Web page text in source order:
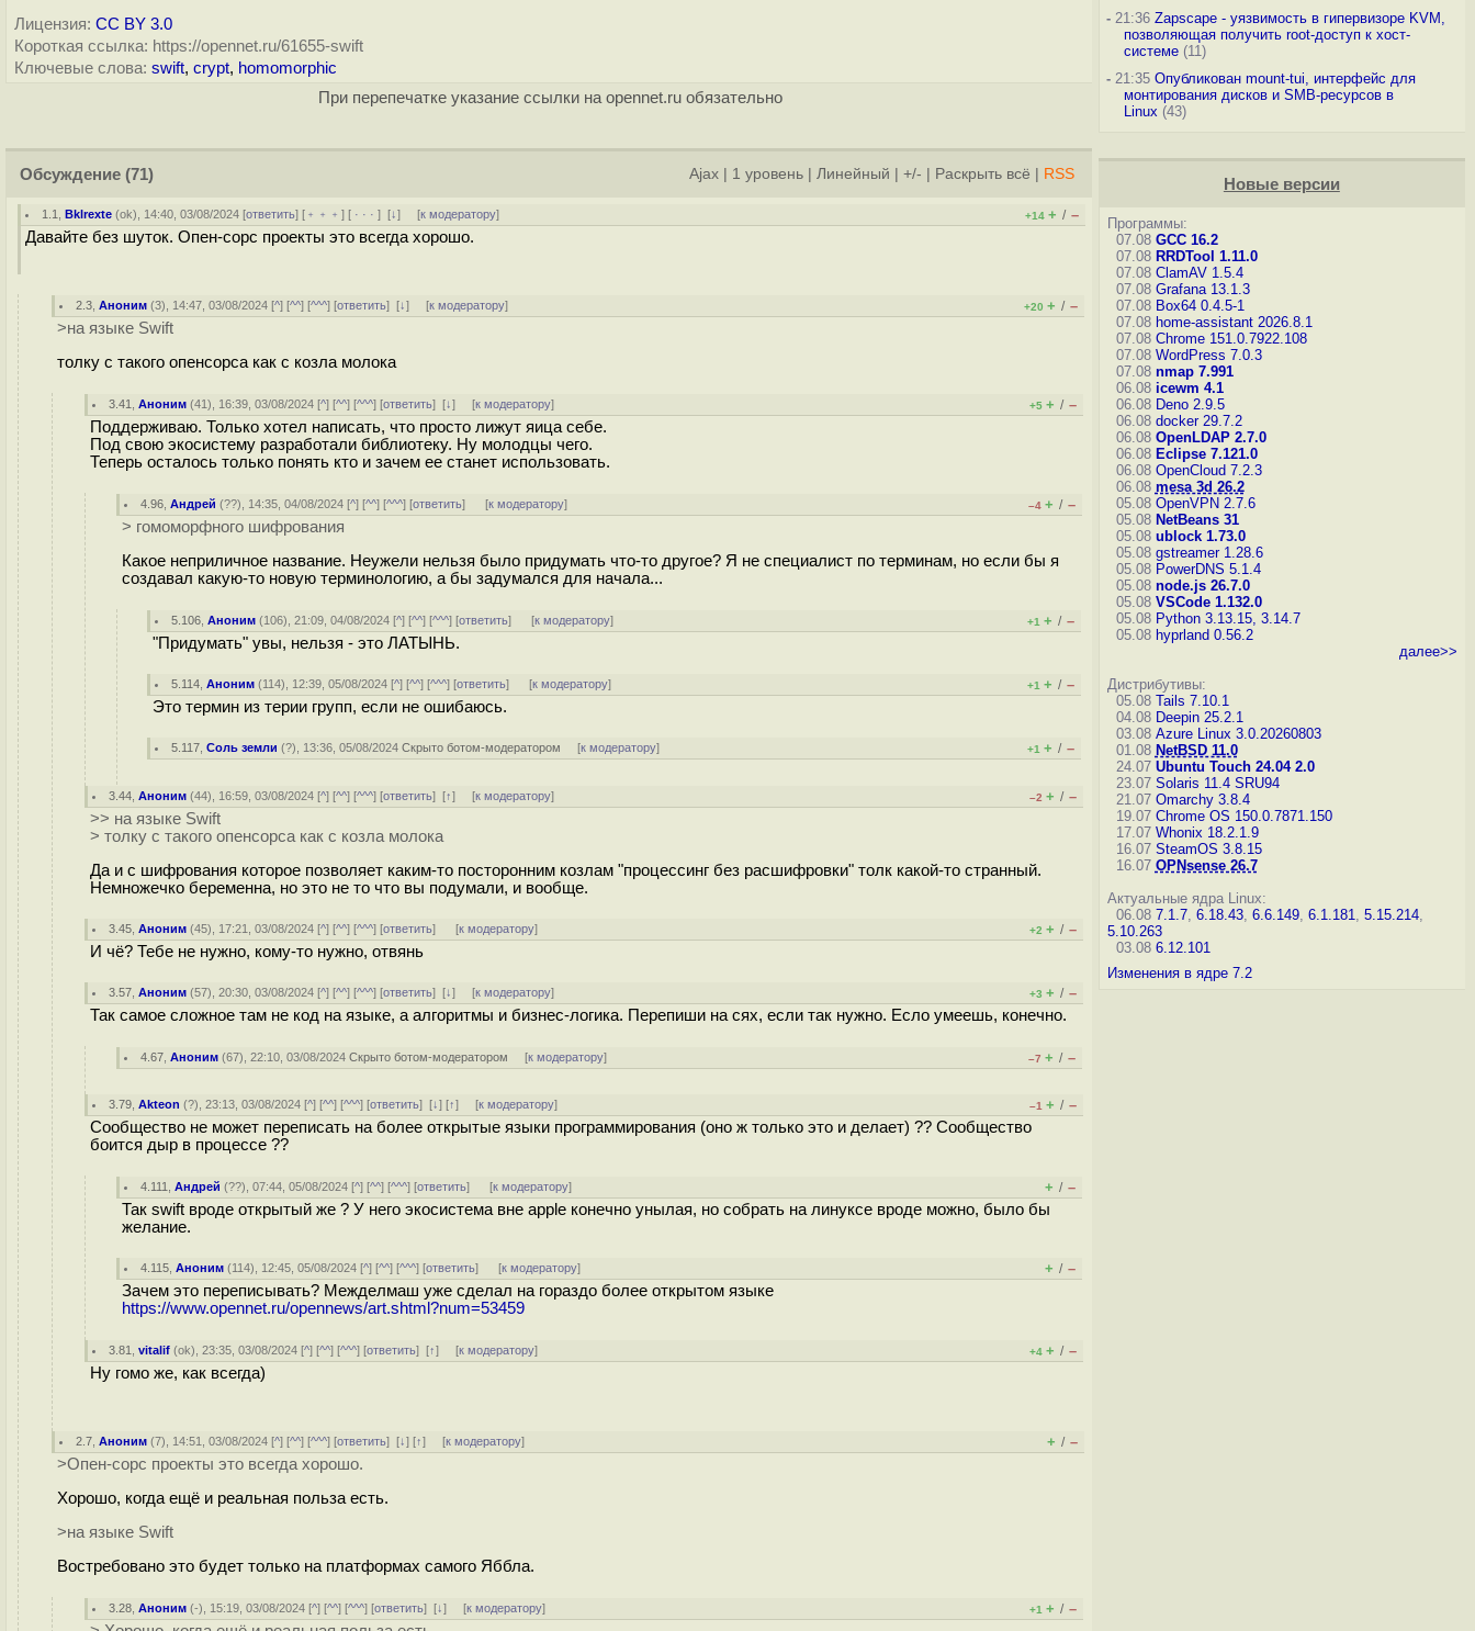
Лицензия: CC BY 3.0
Короткая ссылка: https://opennet.ru/61655-swift
Ключевые слова: swift, crypt, homomorphic
При перепечатке указание ссылки на opennet.ru обязательно
Обсуждение (71) Ajax 1 уровень Линейный +/- Раскрыть всё RSS
1.1 ,Bklrexte (ok), 14:40, 03/08/2024 [ответить] [ ﹢﹢﹢] [ · · ·][↓] [к модератору] +14 + / –
Давайте без шуток. Опен-сорс проекты это всегда хорошо.
2.3 ,Аноним (3), 14:47, 03/08/2024 [^] [^^] [^^^] [ответить][↓] [к модератору] +20 + / –
>на языке Swift
толку с такого опенсорса как с козла молока
3.41 ,Аноним (41), 16:39, 03/08/2024 [^] [^^] [^^^] [ответить][↓] [к модератору] +5 + / –
Поддерживаю. Только хотел написать, что просто лижут яица себе.
Под свою экосистему разработали библиотеку. Ну молодцы чего.
Теперь осталось только понять кто и зачем ее станет использовать.
4.96 ,Андрей (??), 14:35, 04/08/2024 [^] [^^] [^^^] [ответить] [к модератору] –4 + / –
> гомоморфного шифрования
Какое неприличное название. Неужели нельзя было придумать что-то другое? Я не специалист по терминам, но если бы я
создавал какую-то новую терминологию, а бы задумался для начала...
5.106 ,Аноним (106), 21:09, 04/08/2024 [^] [^^] [^^^] [ответить] [к модератору] +1 + / –
"Придумать" увы, нельзя - это ЛАТЫНЬ.
5.114 ,Аноним (114), 12:39, 05/08/2024 [^] [^^] [^^^] [ответить] [к модератору] +1 + / –
Это термин из терии групп, если не ошибаюсь.
5.117 ,Соль земли (?), 13:36, 05/08/2024Скрыто ботом-модератором [к модератору] +1 + / –
3.44 ,Аноним (44), 16:59, 03/08/2024 [^] [^^] [^^^] [ответить][↑] [к модератору] –2 + / –
>> на языке Swift
> толку с такого опенсорса как с козла молока
Да и с шифрования которое позволяет каким-то посторонним козлам "процессинг без расшифровки" толк какой-то странный.
Немножечко беременна, но это не то что вы подумали, и вообще.
3.45 ,Аноним (45), 17:21, 03/08/2024 [^] [^^] [^^^] [ответить] [к модератору] +2 + / –
И чё? Тебе не нужно, кому-то нужно, отвянь
3.57 ,Аноним (57), 20:30, 03/08/2024 [^] [^^] [^^^] [ответить][↓] [к модератору] +3 + / –
Так самое сложное там не код на языке, а алгоритмы и бизнес-логика. Перепиши на сях, если так нужно. Есло умеешь, конечно.
4.67 ,Аноним (67), 22:10, 03/08/2024Скрыто ботом-модератором [к модератору] –7 + / –
3.79 ,Akteon (?), 23:13, 03/08/2024 [^] [^^] [^^^] [ответить][↓] [↑] [к модератору] –1 + / –
Сообщество не может переписать на более открытые языки программирования (оно ж только это и делает) ?? Сообщество
боится дыр в процессе ??
4.111 ,Андрей (??), 07:44, 05/08/2024 [^] [^^] [^^^] [ответить] [к модератору] + / –
Так swift вроде открытый же ? У него экосистема вне apple конечно унылая, но собрать на линуксе вроде можно, было бы
желание.
4.115 ,Аноним (114), 12:45, 05/08/2024 [^] [^^] [^^^] [ответить] [к модератору] + / –
Зачем это переписывать? Межделмаш уже сделал на гораздо более открытом языке
https://www.opennet.ru/opennews/art.shtml?num=53459
3.81 ,vitalif (ok), 23:35, 03/08/2024 [^] [^^] [^^^] [ответить][↑] [к модератору] +4 + / –
Ну гомо же, как всегда)
2.7 ,Аноним (7), 14:51, 03/08/2024 [^] [^^] [^^^] [ответить][↓] [↑] [к модератору] + / –
>Опен-сорс проекты это всегда хорошо.
Хорошо, когда ещё и реальная польза есть.
>на языке Swift
Востребовано это будет только на платформах самого Яббла.
3.28 ,Аноним (-), 15:19, 03/08/2024 [^] [^^] [^^^] [ответить][↓] [к модератору] +1 + / –
-21:36 Zapscape - уязвимость в гипервизоре KVM,
позволяющая получить root-доступ к хост-
системе(11)
-21:35 Опубликован mount-tui, интерфейс для
монтирования дисков и SMB-ресурсов в
Linux (43)
Новые версии
Программы:
07.08 GCC 16.2
07.08 RRDTool 1.11.0
07.08 ClamAV 1.5.4
07.08 Grafana 13.1.3
07.08 Box64 0.4.5-1
07.08 home-assistant 2026.8.1
07.08 Chrome 151.0.7922.108
07.08 WordPress 7.0.3
07.08 nmap 7.991
06.08 icewm 4.1
06.08 Deno 2.9.5
06.08 docker 29.7.2
06.08 OpenLDAP 2.7.0
06.08 Eclipse 7.121.0
06.08 OpenCloud 7.2.3
06.08 mesa 3d 26.2
05.08 OpenVPN 2.7.6
05.08 NetBeans 31
05.08 ublock 1.73.0
05.08 gstreamer 1.28.6
05.08 PowerDNS 5.1.4
05.08 node.js 26.7.0
05.08 VSCode 1.132.0
05.08 Python 3.13.15, 3.14.7
05.08 hyprland 0.56.2
далее>>
Дистрибутивы:
05.08 Tails 7.10.1
04.08 Deepin 25.2.1
03.08 Azure Linux 3.0.20260803
01.08 NetBSD 11.0
24.07 Ubuntu Touch 24.04 2.0
23.07 Solaris 11.4 SRU94
21.07 Omarchy 3.8.4
19.07 Chrome OS 150.0.7871.150
17.07 Whonix 18.2.1.9
16.07 SteamOS 3.8.15
16.07 OPNsense 26.7
Актуальные ядра Linux:
06.08 7.1.7, 6.18.43, 6.6.149, 6.1.181, 5.15.214,
5.10.263
03.08 6.12.101
Изменения в ядре 7.2